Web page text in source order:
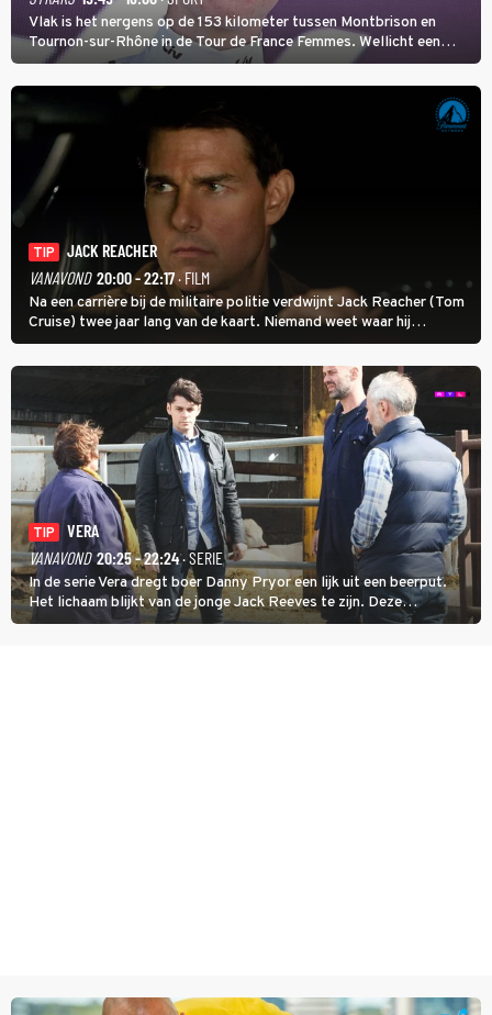
Vlak is het nergens op de 153 kilometer tussen Montbrison en
Tournon-sur-Rhône in de Tour de France Femmes. Wellicht een
kans voor Nienke Vinke, die vorig jaar de witte trui won.
TIP
JACK REACHER
VANAVOND 20:00 - 22:17· FILM
Na een carrière bij de militaire politie verdwijnt Jack Reacher (Tom
Cruise) twee jaar lang van de kaart. Niemand weet waar hij
uithangt, totdat moordverdachte James Barr naar hem vraagt.
TIP
VERA
VANAVOND 20:25 - 22:24· SERIE
In de serie Vera dregt boer Danny Pryor een lijk uit een beerput.
Het lichaam blijkt van de jonge Jack Reeves te zijn. Deze
homoseksuele woonwagenbewoner had gebroken met zijn familie